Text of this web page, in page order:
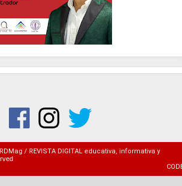
/ REVISTA DIGITAL educativa, informativa y